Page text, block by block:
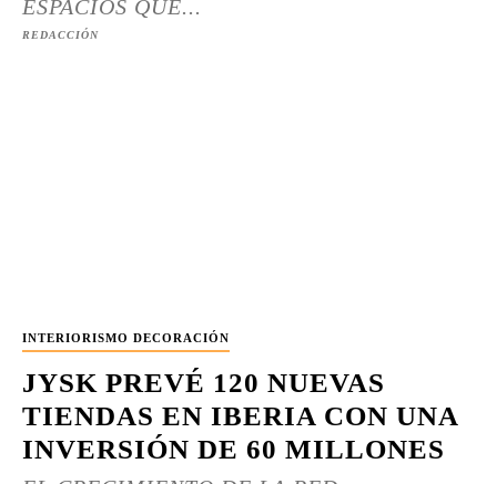
ESPACIOS QUE...
REDACCIÓN
INTERIORISMO DECORACIÓN
JYSK PREVÉ 120 NUEVAS
TIENDAS EN IBERIA CON UNA
INVERSIÓN DE 60 MILLONES